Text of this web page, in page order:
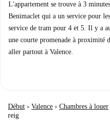
L'appartement se trouve à 3
Benimaclet qui a un service pour
service de tram pour 4 et 5. Il y a
une courte promenade à proximité
aller partout à Valence.
Début › Valence › Chambres à louer
reig